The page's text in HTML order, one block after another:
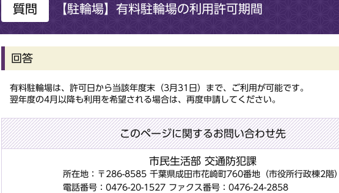
質問 【駐輪場】有料駐輪場の利用許可期間
回答
有料駐輪場は、許可日から当該年度末（3月31日）まで、ご利用が可能です。
翌年度の4月以降も利用を希望される場合は、再度申請してください。
このページに関するお問い合わせ先
市民生活部 交通防犯課
所在地：〒286-8585 千葉県成田市花崎町760番地（市役所行政棟2階）
電話番号：0476-20-1527 ファクス番号：0476-24-2858